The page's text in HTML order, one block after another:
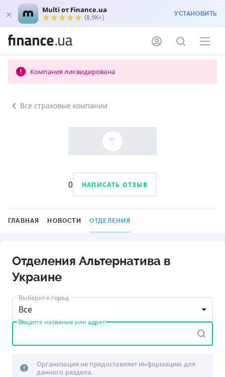
Multi от Finance.ua
(8,9K+) УСТАНОВИТЬ
Компания ликвидирована
Все страховые компании
0 НАПИСАТЬ ОТЗЫВ
ГЛАВНАЯ НОВОСТИ ОТДЕЛЕНИЯ
Отделения Альтернатива в
Украине
Выберите город
Все
Введите название или адрес
Организация не предоставляет информацию для
данного раздела.